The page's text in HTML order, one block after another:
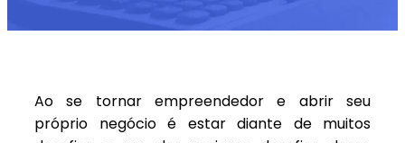
Ao se tornar empreendedor e abrir seu
próprio negócio é estar diante de muitos